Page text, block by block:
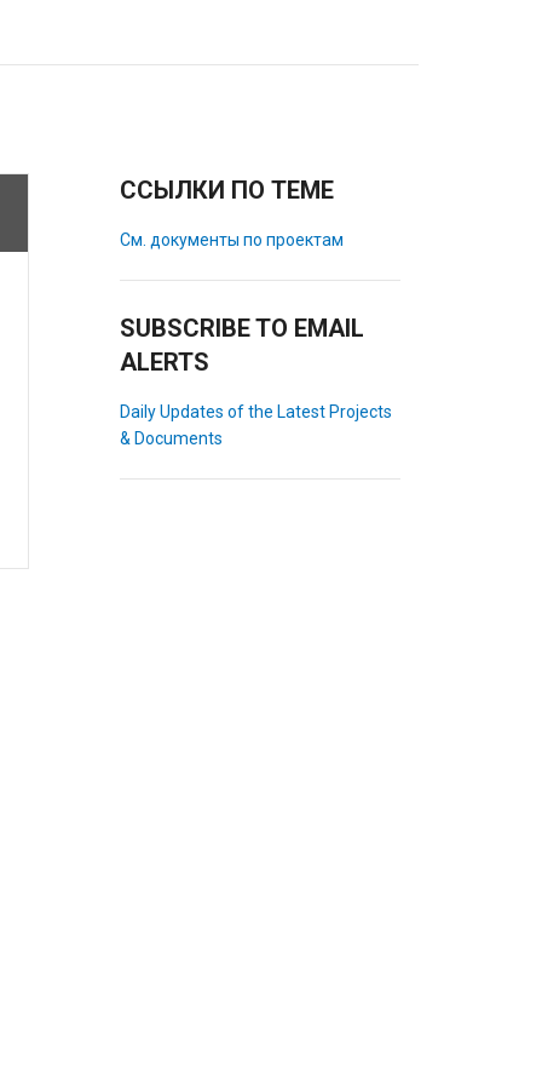
ССЫЛКИ ПО ТЕМЕ
См. документы по проектам
SUBSCRIBE TO EMAIL
ALERTS
Daily Updates of the Latest Projects
& Documents